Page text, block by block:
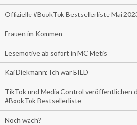
Offizielle #BookTok Bestsellerliste Mai
Frauen im Kommen
Lesemotive ab sofort in MC Metis
Kai Diekmann: Ich war BILD
TikTok und Media Control veröffentlichen
#BookTok Bestsellerliste
Noch wach?